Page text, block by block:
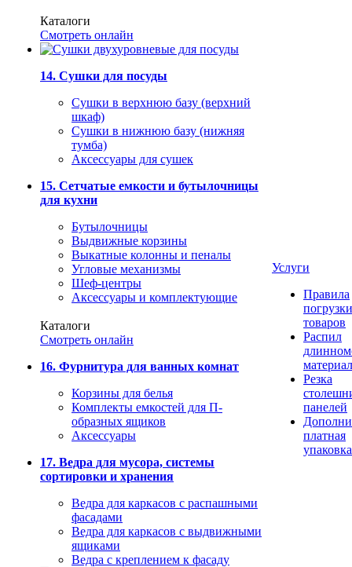
Каталоги
Смотреть онлайн
14. Сушки для посуды
Сушки в верхнюю базу (верхний
шкаф)
Сушки в нижнюю базу (нижняя
тумба)
Аксессуары для сушек
15. Сетчатые емкости и бутылочницы
для кухни
Бутылочницы
Выдвижные корзины
Выкатные колонны и пеналы
Угловые механизмы
Шеф-центры
Аксессуары и комплектующие
Каталоги
Смотреть онлайн
16. Фурнитура для ванных комнат
Корзины для белья
Комплекты емкостей для П-
образных ящиков
Аксессуары
17. Ведра для мусора, системы
сортировки и хранения
Ведра для каркасов с распашными
фасадами
Ведра для каркасов с выдвижными
ящиками
Ведра с креплением к фасаду
Услуги
Правила
погрузки
товаров
Распил
Резка
панелей
платная
упаковка